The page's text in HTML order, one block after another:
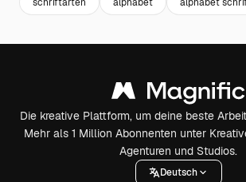
Die kreative Plattform, um deine beste
Mehr als 1 Million Abonnenten unter
Agenturen und Studios.
Deutsch